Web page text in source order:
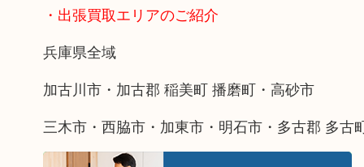
・出張買取エリアのご紹介
兵庫県全域
加古川市・加古郡 稲美町 播磨町・高砂市
三木市・西脇市・加東市・明石市・多古郡 多古